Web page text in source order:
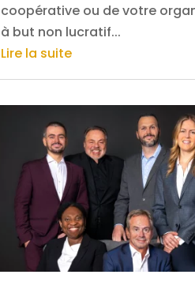
coopérative ou de votre
à but non lucratif...
Lire la suite